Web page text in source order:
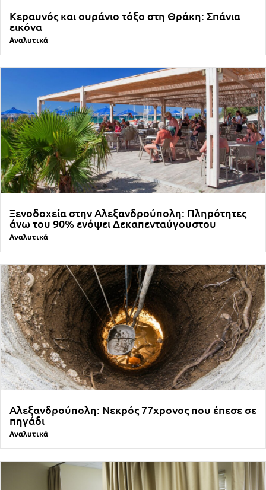
Κεραυνός και ουράνιο τόξο στη Θράκη: Σπάνια
εικόνα
Αναλυτικά
Ξενοδοχεία στην Αλεξανδρούπολη: Πληρότητες
άνω του 90% ενόψει Δεκαπενταύγουστου
Αναλυτικά
Αλεξανδρούπολη: Νεκρός 77χρονος που έπεσε σε
πηγάδι
Αναλυτικά